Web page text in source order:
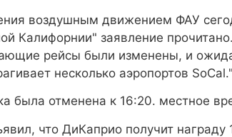
воздушным движением ФАУ
Калифорнии" заявление
рейсы были изменены, и
несколько аэропортов
была отменена к 16:20. местное
что ДиКаприо получит награду